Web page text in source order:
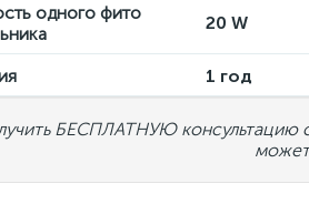
одного фито
20 W
1 год
БЕСПЛАТНУЮ консультацию